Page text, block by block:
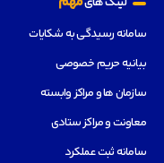
سامانه رسیدگی به شکایات
بیانیه حریم خصوصی
سازمان ها و مراکز وابسته
معاونت و مراکز ستادی
سامانه ثبت عملکرد